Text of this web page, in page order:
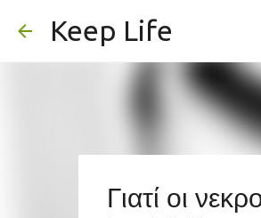
Keep Life
Γιατί οι